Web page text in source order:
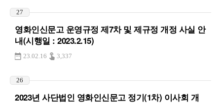
27
영화인신문고 운영규정 제7차 및 제규정 개정 사실 안
내(시행일 : 2023.2.15)
23.02.16 3,337
26
2023년 사단법인 영화인신문고 정기(1차) 이사회 개